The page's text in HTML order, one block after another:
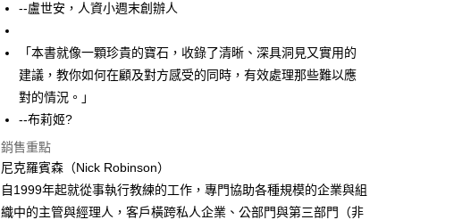
--盧世安，人資小週末創辦人
「本書就像一顆珍貴的寶石，收錄了清晰、深具洞見又實用的
建議，教你如何在顧及對方感受的同時，有效處理那些難以應
對的情況。」
--布莉姬?
銷售重點
尼克羅賓森（Nick Robinson）
自1999年起就從事執行教練的工作，專門協助各種規模的企業與組
織中的主管與經理人，客戶橫跨私人企業、公部門與第三部門（非